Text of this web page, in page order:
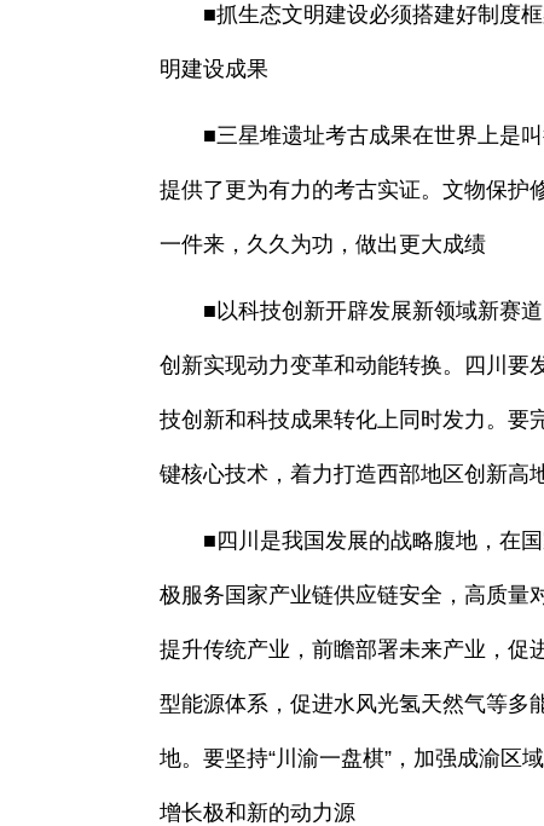
■抓生态文明建设必须搭建好制度框
明建设成果
■三星堆遗址考古成果在世界上是叫
提供了更为有力的考古实证。文物保护
一件来，久久为功，做出更大成绩
■以科技创新开辟发展新领域新赛道
创新实现动力变革和动能转换。四川要
技创新和科技成果转化上同时发力。要
键核心技术，着力打造西部地区创新高
■四川是我国发展的战略腹地，在国
极服务国家产业链供应链安全，高质量
提升传统产业，前瞻部署未来产业，促
型能源体系，促进水风光氢天然气等多
地。要坚持“川渝一盘棋”，加强成渝区
增长极和新的动力源